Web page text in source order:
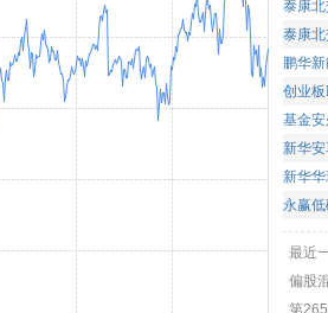
创业
基金安
新华
最近
偏股
第